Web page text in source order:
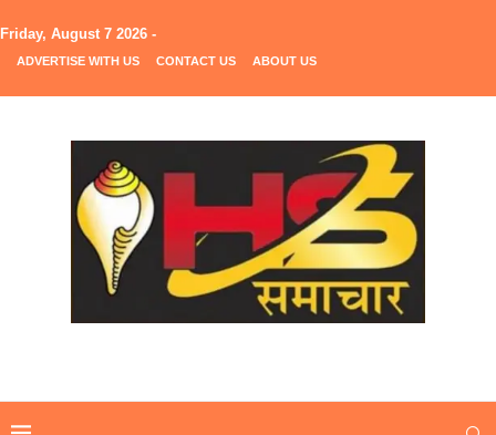
Friday, August 7 2026 -
ADVERTISE WITH US CONTACT US ABOUT US